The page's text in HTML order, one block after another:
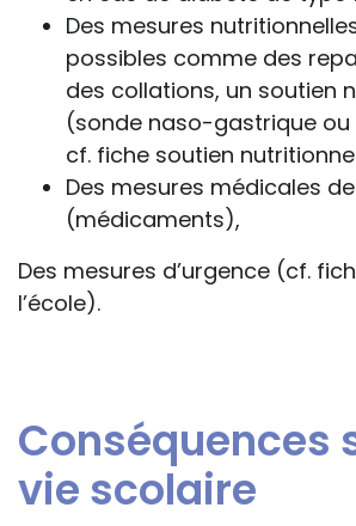
Des mesures
possibles comme des
des collations, un soutien
(sonde naso-gastrique
cf. fiche soutien
Des mesures médicales
(médicaments),
Des mesures d’urgence (cf.
l’école).
Conséquences
vie scolaire